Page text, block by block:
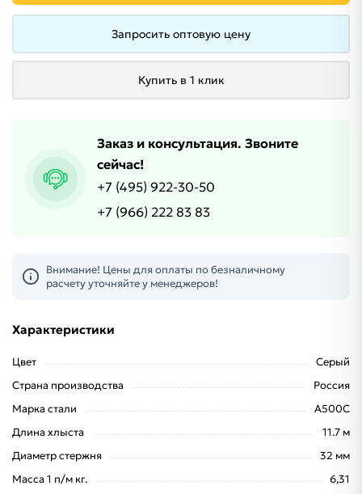
Запросить оптовую цену
Купить в 1 клик
Заказ и консультация. Звоните
сейчас!
+7 (495) 922-30-50
+7 (966) 222 83 83
Внимание! Цены для оплаты по безналичному
расчету уточняйте у менеджеров!
Характеристики
Цвет
Серый
Страна производства
Россия
Марка стали
А500С
Длина хлыста
11.7 м
Диаметр стержня
32 мм
Масса 1 п/м кг.
6,31